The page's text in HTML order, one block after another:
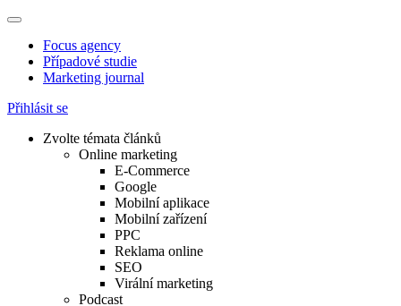
Focus agency
Případové studie
Marketing journal
Přihlásit se
Zvolte témata článků
Online marketing
E-Commerce
Google
Mobilní aplikace
Mobilní zařízení
PPC
Reklama online
SEO
Virální marketing
Podcast